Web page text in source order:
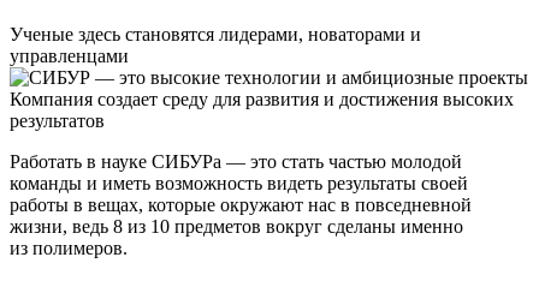
Ученые здесь становятся лидерами, новаторами и
управленцами
Компания создает среду для развития и достижения высоких
результатов
Работать в науке СИБУРа — это стать частью молодой
команды и иметь возможность видеть результаты своей
работы в вещах, которые окружают нас в повседневной
жизни, ведь 8 из 10 предметов вокруг сделаны именно
из полимеров.